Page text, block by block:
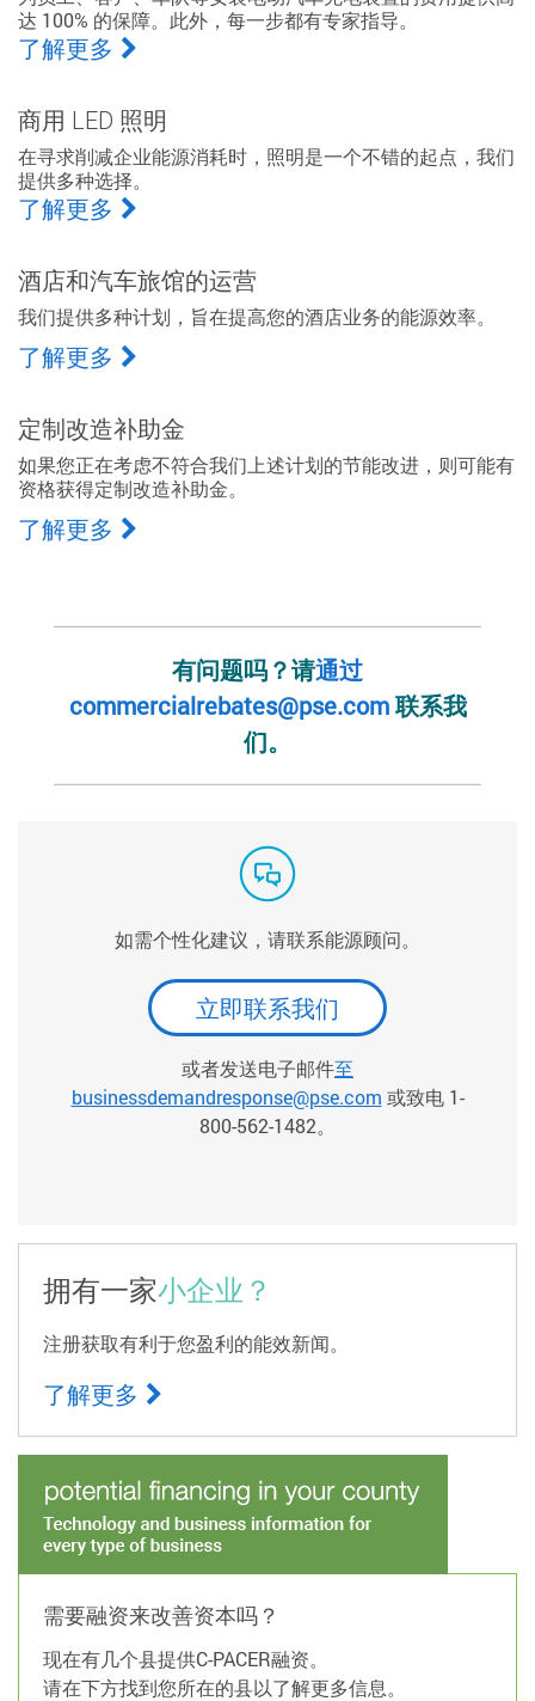
达 100% 的保障。此外，每一步都有专家指导。
了解更多
商用 LED 照明
在寻求削减企业能源消耗时，照明是一个不错的起点，我们
提供多种选择。
了解更多
酒店和汽车旅馆的运营
我们提供多种计划，旨在提高您的酒店业务的能源效率。
了解更多
定制改造补助金
如果您正在考虑不符合我们上述计划的节能改进，则可能有
资格获得定制改造补助金。
了解更多
有问题吗？请通过
commercialrebates@pse.com联系我
们。
如需个性化建议，请联系能源顾问。
立即联系我们
或者发送电子邮件至
businessdemandresponse@pse.com 或致电 1-
800-562-1482。
拥有一家小企业？
注册获取有利于您盈利的能效新闻。
了解更多
需要融资来改善资本吗？
现在有几个县提供C-PACER融资。
请在下方找到您所在的县以了解更多信息。